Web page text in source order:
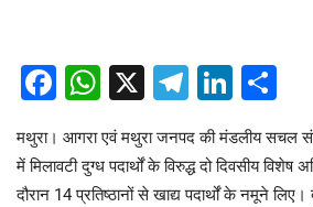
Facebook
WhatsApp
X Telegram
मथुरा। आगरा एवं मथुरा जनपद की मंडलीय सचल
में मिलावटी दुग्ध पदार्थों के विरुद्ध दो दिवसीय विशेष
दौरान 14 प्रतिष्ठानों से खाद्य पदार्थों के नमूने